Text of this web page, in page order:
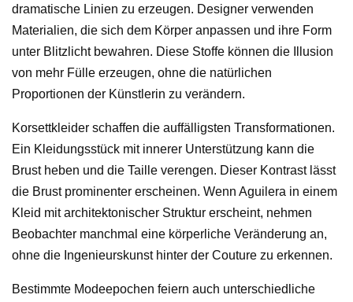
dramatische Linien zu erzeugen. Designer verwenden
Materialien, die sich dem Körper anpassen und ihre Form
unter Blitzlicht bewahren. Diese Stoffe können die Illusion
von mehr Fülle erzeugen, ohne die natürlichen
Proportionen der Künstlerin zu verändern.
Korsettkleider schaffen die auffälligsten Transformationen.
Ein Kleidungsstück mit innerer Unterstützung kann die
Brust heben und die Taille verengen. Dieser Kontrast lässt
die Brust prominenter erscheinen. Wenn Aguilera in einem
Kleid mit architektonischer Struktur erscheint, nehmen
Beobachter manchmal eine körperliche Veränderung an,
ohne die Ingenieurskunst hinter der Couture zu erkennen.
Bestimmte Modeepochen feiern auch unterschiedliche